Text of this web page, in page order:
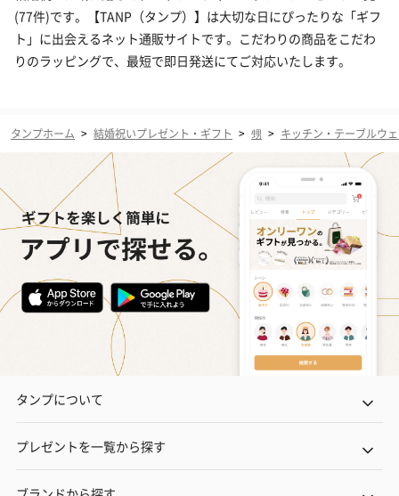
(77件)です。【TANP（タンプ）】は大切な日にぴったりな「ギフ
ト」に出会えるネット通販サイトです。こだわりの商品をこだわ
りのラッピングで、最短で即日発送にてご対応いたします。
タンプホーム > 結婚祝いプレゼント・ギフト > 甥 > キッチン・テーブルウ
タンプについて
プレゼントを一覧から探す